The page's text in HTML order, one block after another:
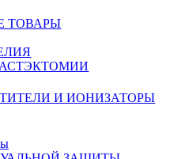
ТОВАРЫ
И ИОНИЗАТОРЫ